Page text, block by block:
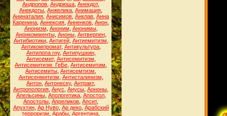
Андропов Андрюша Анекдот,
Анекдоты Анжелика Анимация
Анинаталия Анисимов Анклав Анна
Каренина Аннексия Анненков Анон
Анонизм Аноним Анонимы,
Анонкомменты, Аноны, Антверпен,
Антибиотики, Антигей, Антиемитизм
Антикомпромат, Антикультура,
Антилопа гну, Антипушкин,
Антисемит, Антисемитизм
Антисемитизм. ГеБе Антисемитим
Антисемиты Антисемтизм
Антисенмитизм Антисталинизм
Антон Антонеску, Антракт,
Антропология Анус Анусы Аононы
Апельсины, Апологетика, Апостол,
Апостолы Апреликов Апсит,
Апухтин, Ар Нуво, Ар деко, Арабский
терроризм Арабы Аргентина